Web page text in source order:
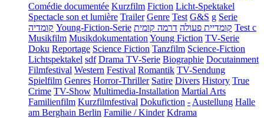
Comédie documentée Kurzfilm Fiction Licht-Spektakel
Spectacle son et lumière Trailer Genre Test G&S g Serie
קומדיה Young-Fiction-Serie קומדיית פעולה דרמה קומית
Test c
Musikfilm Musikdokumentation Young Fiction TV-Serie
Doku Reportage Science Fiction Tanzfilm Science-Fiction
Lichtspektakel sdf Drama TV-Serie Biographie Docutainment
Filmfestival Western Festival Romantik TV-Sendung
Spielfilm Genres Horror-Thriller Satire Divers History True
Crime TV-Show Multimedia-Installation Martial Arts
Familienfilm Kurzfilmfestival Dokufiction - Austellung Halle
am Berghain Berlin Familie / Kinder Kdrama